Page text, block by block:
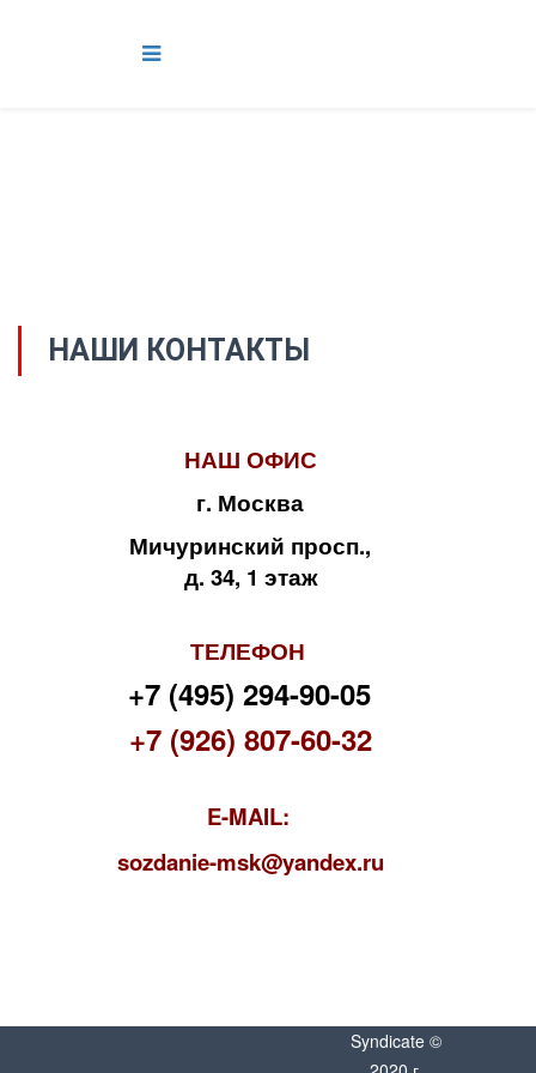
НАШИ КОНТАКТЫ
НАШ ОФИС
г. Москва
Мичуринский просп.,
д. 34, 1 этаж
ТЕЛЕФОН
+7 (495) 294-90-05
+7 (926) 807-60-32
E-MAIL:
sozdanie-msk@yandex.ru
Syndicate ©